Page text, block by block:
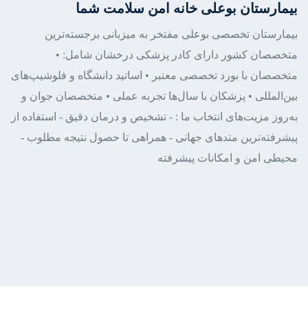
بیمارستان بوعلی خانه امن سلامت شما
بیمارستان تخصصی بوعلی مفتخر به میزبانی برجسته‌ترین
متخصصان کشور دارای کادر پزشکی درخشان شامل: •
متخصصان با بورد تخصصی معتبر • اساتید دانشگاه و فلوشیپ‌های
بین‌المللی • پزشکان با سال‌ها تجربه عملی • متخصصان جوان و
به‌روز مزیت‌های انتخاب ما : - تشخیص و درمان دقیق - استفاده از
پیشرفته‌ترین متدهای جهانی - همراهی تا حصول نتیجه مطلوب -
محیطی امن و امکانات پیشرفته